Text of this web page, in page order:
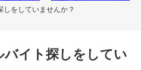
をしていませんか？
イト探しをしてい